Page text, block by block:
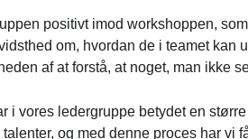
positivt imod workshoppen,
om, hvordan de i teamet kan
af at forstå, at noget, man ikke
i vores ledergruppe betydet en
og med denne proces har vi